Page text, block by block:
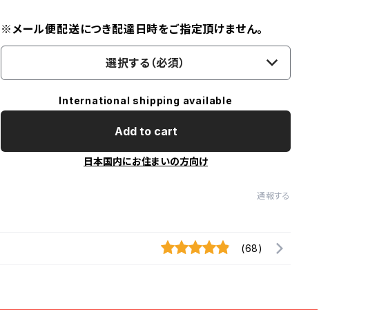
※メール便配送につき配達日時をご指定頂けません。
選択する（必須）
International shipping available
Add to cart
日本国内にお住まいの方向け
通報する
(68)